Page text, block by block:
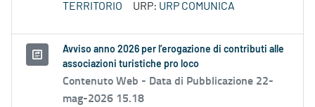
TERRITORIO
URP: URP COMUNICA
Avviso anno 2026 per l’erogazione di contributi alle
associazioni turistiche pro loco
Contenuto Web - Data di Pubblicazione 22-
mag-2026 15.18